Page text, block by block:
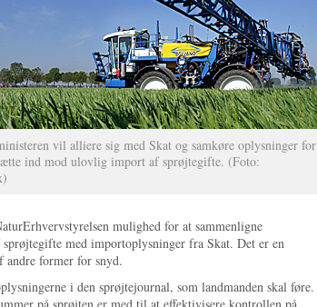
vil alliere sig med Skat og samkøre oplysninger for
ind mod ulovlig import af sprøjtegifte. (Foto:
mulighed for at sammenligne
med importoplysninger fra Skat. Det er en
andre former for snyd.
i den sprøjtejournal, som landmanden skal føre.